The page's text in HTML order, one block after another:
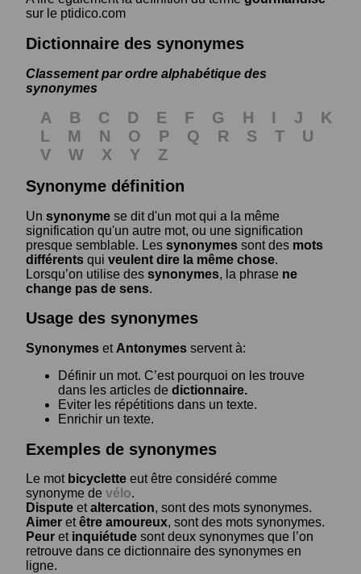
sur le ptidico.com
Dictionnaire des synonymes
Classement par ordre alphabétique des
synonymes
A B C D E F G H I J
K
L
M N O P Q R S T
U
V
W X Y
Z
Synonyme définition
Un synonyme se dit d'un mot qui a la même
signification qu'un autre mot, ou une signification
presque semblable. Les synonymes sont des mots
différents qui veulent dire la même chose.
Lorsqu’on utilise des synonymes, la phrase ne
change pas de sens.
Usage des synonymes
Synonymes et Antonymes servent à:
Définir un mot. C’est pourquoi on les trouve
dans les articles de dictionnaire.
Eviter les répétitions dans un texte.
Enrichir un texte.
Exemples de synonymes
Le mot bicyclette eut être considéré comme
synonyme de vélo.
Dispute etaltercation, sont des mots synonymes.
Aimer etêtre amoureux, sont des mots synonymes.
Peur et inquiétude sont deux synonymes que l’on
retrouve dans ce dictionnaire des synonymes en
ligne.